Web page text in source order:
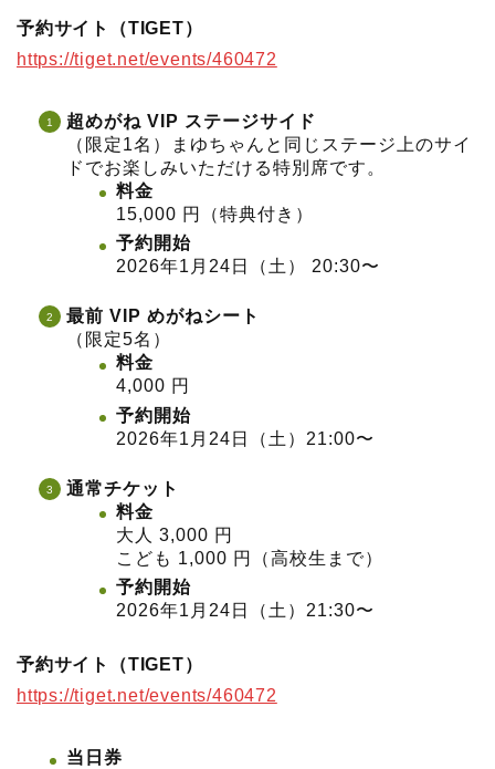
予約サイト（TIGET）
https://tiget.net/events/460472
超めがね VIP ステージサイド
（限定1名）まゆちゃんと同じステージ上のサイ
ドでお楽しみいただける特別席です。
料金
15,000 円（特典付き）
予約開始
2026年1月24日（土） 20:30〜
最前 VIP めがねシート
（限定5名）
料金
4,000 円
予約開始
2026年1月24日（土）21:00〜
通常チケット
料金
大人 3,000 円
こども 1,000 円（高校生まで）
予約開始
2026年1月24日（土）21:30〜
予約サイト（TIGET）
https://tiget.net/events/460472
当日券